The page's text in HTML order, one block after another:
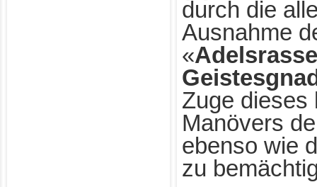
durch die
Ausnahme
«
Zuge dieses
Manövers
ebenso wie
zu